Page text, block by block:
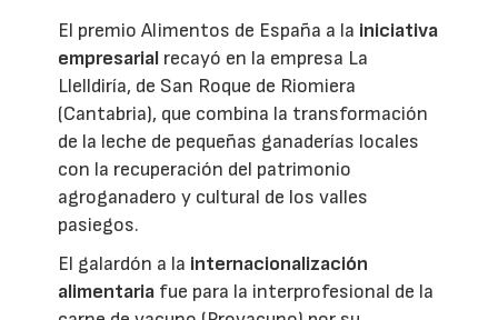
El premio Alimentos de España a la iniciativa
empresarial recayó en la empresa La
Llelldiría, de San Roque de Riomiera
(Cantabria), que combina la transformación
de la leche de pequeñas ganaderías locales
con la recuperación del patrimonio
agroganadero y cultural de los valles
pasiegos.
El galardón a la internacionalización
alimentaria fue para la interprofesional de la